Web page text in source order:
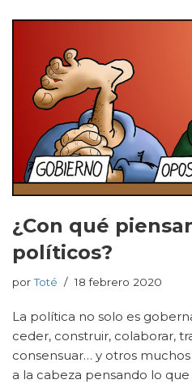
¿Con qué
políticos?
porToté 18 febrero 2020
La política no solo es
ceder, construir, colaborar,
consensuar… y otros
a la cabeza pensando lo